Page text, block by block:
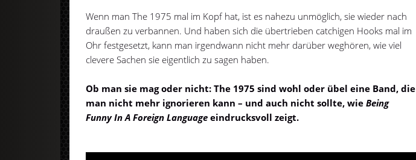
Wenn man The 1975 mal im Kopf hat, ist es nahezu unmöglich, sie wieder nach
draußen zu verbannen. Und haben sich die übertrieben catchigen Hooks mal im
Ohr festgesetzt, kann man irgendwann nicht mehr darüber weghören, wie viel
clevere Sachen sie eigentlich zu sagen haben.
Ob man sie mag oder nicht: The 1975 sind wohl oder übel eine Band, die
man nicht mehr ignorieren kann – und auch nicht sollte, wieBeing
Funny In A Foreign Language eindrucksvoll zeigt.